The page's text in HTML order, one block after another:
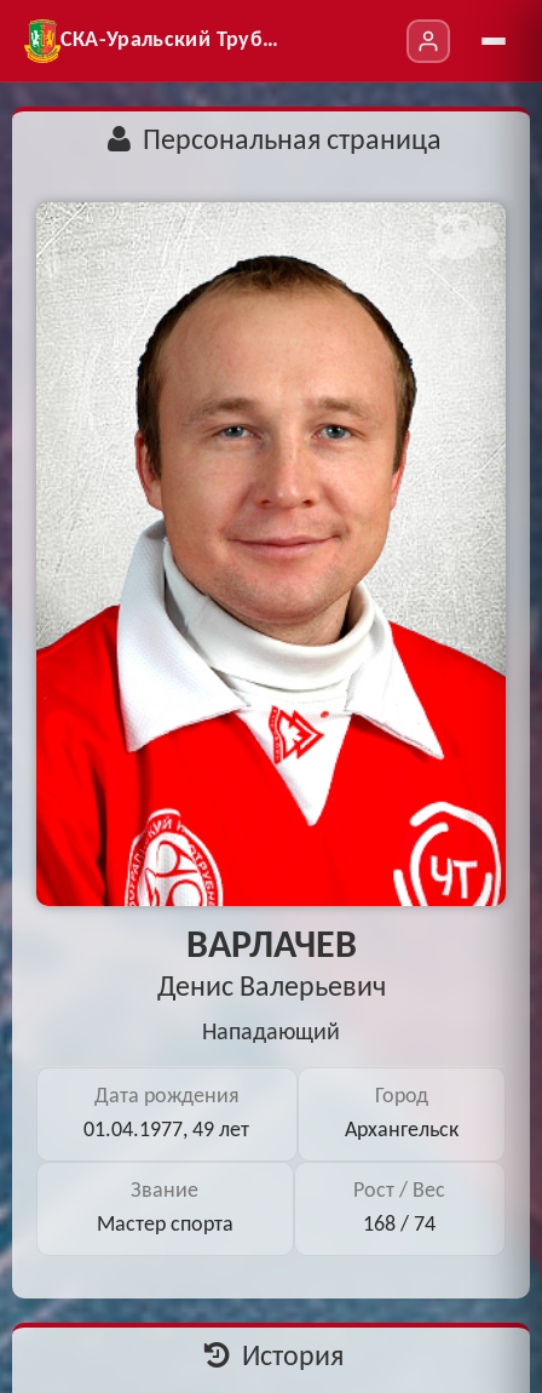
СКА-Уральский Трубник
Персональная страница
ВАРЛАЧЕВ
Денис Валерьевич
Нападающий
Дата рождения
01.04.1977, 49 лет
Город
Архангельск
Звание
Мастер спорта
Рост / Вес
168 / 74
История